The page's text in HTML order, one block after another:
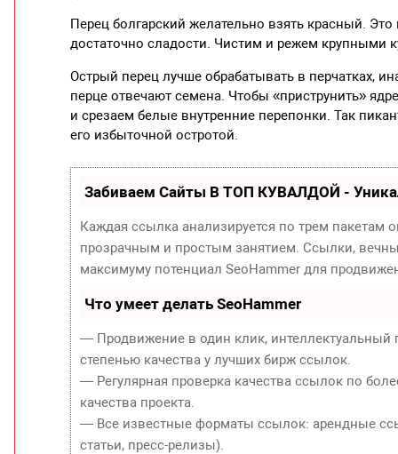
Перец болгарский желательно взять красный.
достаточно сладости. Чистим и режем крупными
Острый перец лучше обрабатывать в перчатках,
перце отвечают семена. Чтобы «приструнить»
и срезаем белые внутренние перепонки. Так
его избыточной остротой.
Забиваем Сайты В ТОП КУВАЛДОЙ -
Каждая ссылка анализируется по трем пакетам
прозрачным и простым занятием. Ссылки,
максимуму потенциал SeoHammer для
Что умеет делать SeoHammer
— Продвижение в один клик,
степенью качества у лучших бирж ссылок.
— Регулярная проверка качества ссылок по
качества проекта.
— Все известные форматы ссылок: арендные
статьи, пресс-релизы).